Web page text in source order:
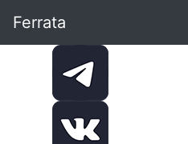
Ferrata